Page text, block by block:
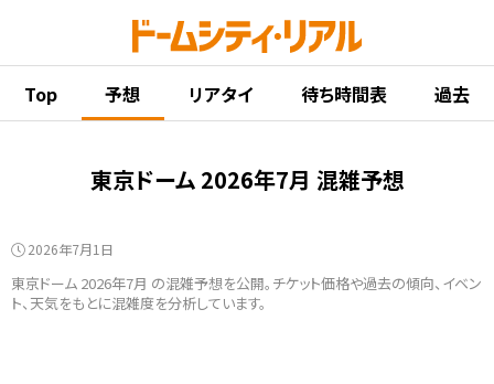
Top 予想 リアタイ 待ち時間表 過去
東京ドーム 2026年7月 混雑予想
2026年7月1日
東京ドーム 2026年7月 の混雑予想を公開。チケット価格や過去の傾向、イベン
ト、天気をもとに混雑度を分析しています。